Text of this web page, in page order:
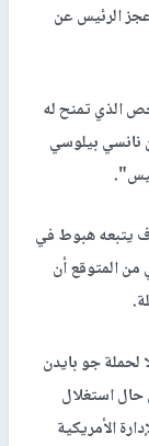
الرئيس عن
الذي تمنح له
نانسي بيلوسي
يتبعه هبوط في
من المتوقع أن
جو بايدن
حال استغلال
الأمريكية